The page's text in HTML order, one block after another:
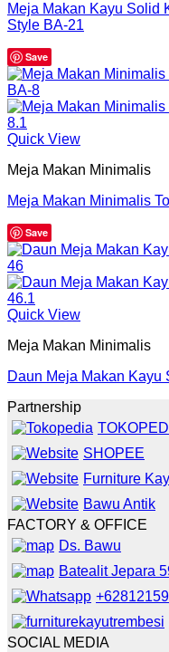
Meja Makan Kayu Solid
Style BA-21
Save
Quick View
Meja Makan Minimalis
Meja Makan Minimalis
Save
Quick View
Meja Makan Minimalis
Daun Meja Makan Kayu
Partnership
SHOPEE
Furniture
Bawu Antik
FACTORY & OFFICE
Ds. Bawu
Batealit Jepara
SOCIAL MEDIA